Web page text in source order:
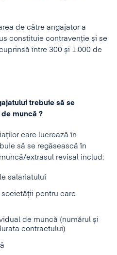
de către angajator a
constituie contravenție și se
între 300 și 1.000 de
trebuie să se
muncă ?
care lucrează în
să se regăsească în
extrasul revisal includ:
salariatului
pentru care
de muncă (numărul și
contractului)